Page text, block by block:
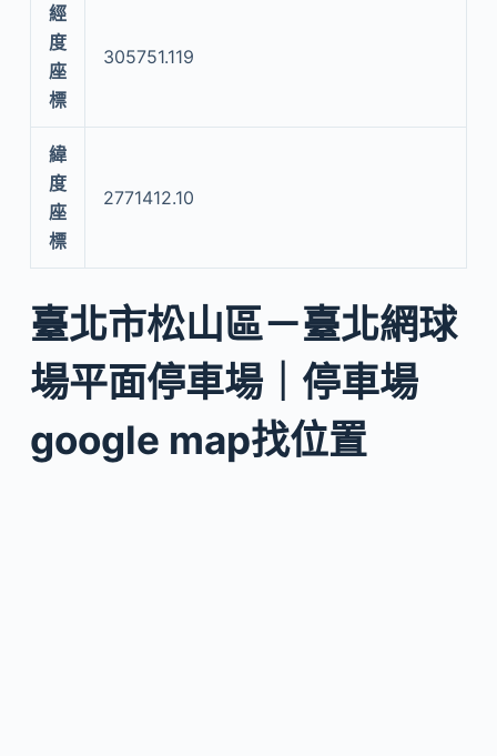
經
度
座
標
305751.119
緯
度
座
標
2771412.10
臺北市松山區－臺北網球
場平面停車場｜停車場
google map找位置